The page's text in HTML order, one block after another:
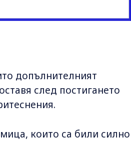
допълнителният
след постигането
които са били силно